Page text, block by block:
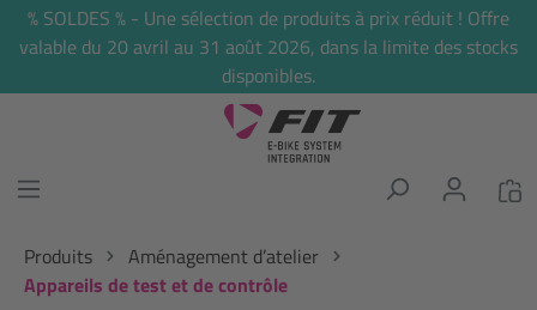
principal
% SOLDES % - Une sélection de produits à prix réduit ! Offre
valable du 20 avril au 31 août 2026, dans la limite des stocks
disponibles.
Produits
Aménagement d’atelier
Appareils de test et de contrôle